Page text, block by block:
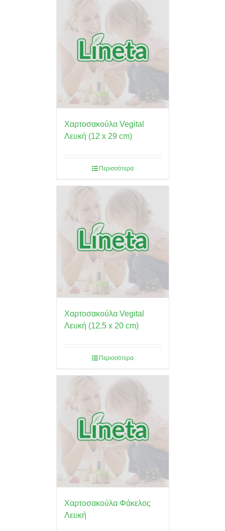
Χαρτοσακούλα Vegital
Λευκή (12 x 29 cm)
Περισσότερα
Χαρτοσακούλα Vegital
Λευκή (12,5 x 20 cm)
Περισσότερα
Χαρτοσακούλα Φάκελος
Λευκή